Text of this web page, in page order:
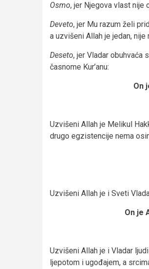
Osmo, jer Njegova vlast nije
Deveto, jer Mu razum želi
a uzvišeni Allah je jedan,
Deseto, jer Vladar obuhvaća
časnome Kur’anu:
On
Uzvišeni Allah je Melikul
drugo egzistencije nema
Uzvišeni Allah je i Sveti
On je
Uzvišeni Allah je i Vladar
ljepotom i ugođajem, a